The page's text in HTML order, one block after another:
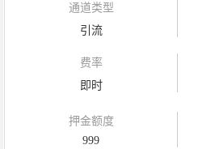
通道类型
引流
费率
即时
押金额度
999